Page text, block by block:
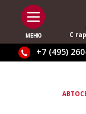
МЕНЮ
С
+7 (495)